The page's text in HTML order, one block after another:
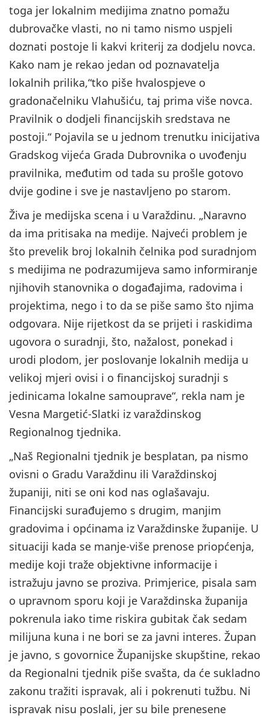
toga jer lokalnim medijima znatno pomažu
dubrovačke vlasti, no ni tamo nismo uspjeli
doznati postoje li kakvi kriterij za dodjelu novca.
Kako nam je rekao jedan od poznavatelja
lokalnih prilika,“tko piše hvalospjeve o
gradonačelniku Vlahušiću, taj prima više novca.
Pravilnik o dodjeli financijskih sredstava ne
postoji.“ Pojavila se u jednom trenutku inicijativa
Gradskog vijeća Grada Dubrovnika o uvođenju
pravilnika, međutim od tada su prošle gotovo
dvije godine i sve je nastavljeno po starom.
Živa je medijska scena i u Varaždinu. „Naravno
da ima pritisaka na medije. Najveći problem je
što prevelik broj lokalnih čelnika pod suradnjom
s medijima ne podrazumijeva samo informiranje
njihovih stanovnika o događajima, radovima i
projektima, nego i to da se piše samo što njima
odgovara. Nije rijetkost da se prijeti i raskidima
ugovora o suradnji, što, nažalost, ponekad i
urodi plodom, jer poslovanje lokalnih medija u
velikoj mjeri ovisi i o financijskoj suradnji s
jedinicama lokalne samouprave“, rekla nam je
Vesna Margetić-Slatki iz varaždinskog
Regionalnog tjednika.
„Naš Regionalni tjednik je besplatan, pa nismo
ovisni o Gradu Varaždinu ili Varaždinskoj
županiji, niti se oni kod nas oglašavaju.
Financijski surađujemo s drugim, manjim
gradovima i općinama iz Varaždinske županije. U
situaciji kada se manje-više prenose priopćenja,
medije koji traže objektivne informacije i
istražuju javno se proziva. Primjerice, pisala sam
o upravnom sporu koji je Varaždinska županija
pokrenula iako time riskira gubitak čak sedam
milijuna kuna i ne bori se za javni interes. Župan
je javno, s govornice Županijske skupštine, rekao
da Regionalni tjednik piše svašta, da će sukladno
zakonu tražiti ispravak, ali i pokrenuti tužbu. Ni
ispravak nisu poslali, jer su bile prenesene